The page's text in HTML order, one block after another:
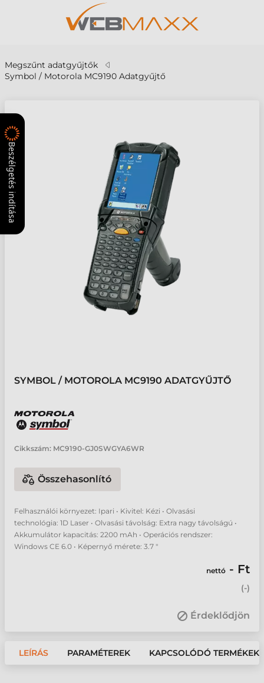
Megszűnt adatgyűjtők
Symbol / Motorola MC9190 Adatgyűjtő
SYMBOL / MOTOROLA MC9190 ADATGYŰJTŐ
Cikkszám: MC9190-GJ0SWGYA6WR
Összehasonlító
Felhasználói környezet: Ipari • Kivitel: Kézi • Olvasási
technológia: 1D Laser • Olvasási távolság: Extra nagy távolságú •
Akkumulátor kapacitás: 2200 mAh • Operációs rendszer:
Windows CE 6.0 • Képernyő mérete: 3.7 "
nettó - Ft
(-)
Érdeklődjön
LEÍRÁS PARAMÉTEREK KAPCSOLÓDÓ TERMÉKEK
Beszélgetés indítása